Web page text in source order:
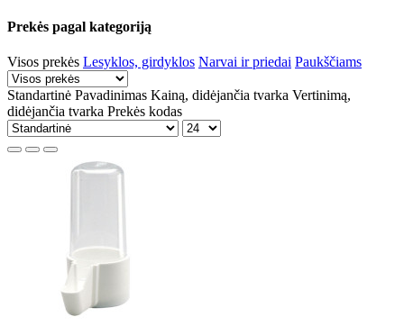
Prekės pagal kategoriją
Visos prekės Lesyklos, girdyklos Narvai ir priedai Paukščiams
Standartinė Pavadinimas Kainą, didėjančia tvarka Vertinimą,
didėjančia tvarka Prekės kodas